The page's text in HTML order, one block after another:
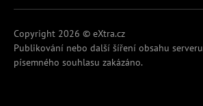
Copyright 2026 © eXtra.cz
Publikování nebo další šíření obsahu serveru
písemného souhlasu zakázáno.